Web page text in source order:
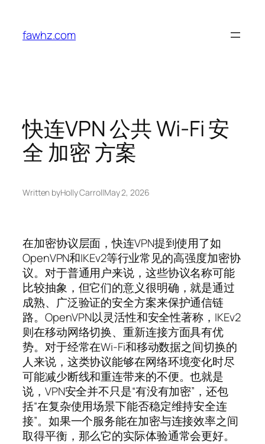
content
fawhz.com
快连VPN 公共 Wi-Fi 安
全 加密 方案
Written byHolly CarrollMay 2, 2026
在加密协议层面，快连VPN提到使用了如
OpenVPN和IKEv2等行业常见的高强度加密协
议。对于普通用户来说，这些协议名称可能
比较抽象，但它们的意义很明确，就是通过
成熟、广泛验证的安全方案来保护通信链
路。OpenVPN以灵活性和安全性著称，IKEv2
则在移动网络切换、重新连接方面具有优
势。对于经常在Wi-Fi和移动数据之间切换的
人来说，这类协议能够在网络环境变化时尽
可能减少断线和重连带来的不便。也就是
说，VPN安全并不只是“有没有加密”，还包
括“在复杂使用场景下能否稳定维持安全连
接”。如果一个服务能在加密与连接效率之间
取得平衡，那么它的实际体验通常会更好。